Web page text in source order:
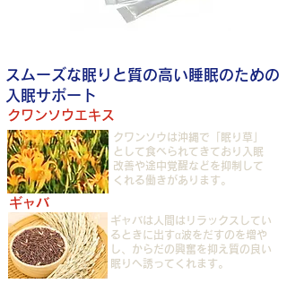
スムーズな眠りと質の高い睡眠のための
入眠サポート
クワンソウエキス
クワンソウは沖縄で「眠り草」
として食べられてきており入眠
改善や途中覚醒などを抑制して
くれる働きがあります。
ギャバ
ギャバは人間はリラックスしてい
るときに出すα波をだすのを増や
し、からだの興奮を抑え質の良い
眠りへ誘ってくれます。